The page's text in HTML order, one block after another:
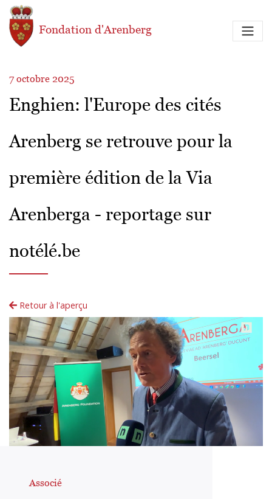
Aller au contenu principal
Fondation d'Arenberg
7 octobre 2025
Enghien: l'Europe des cités
Arenberg se retrouve pour la
première édition de la Via
Arenberga - reportage sur
notélé.be
Retour à l'aperçu
Associé